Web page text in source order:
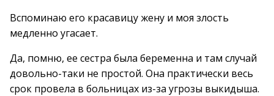
Вспоминаю его красавицу жену и моя злость
медленно угасает.
Да, помню, ее сестра была беременна и там случай
довольно-таки не простой. Она практически весь
срок провела в больницах из-за угрозы выкидыша.